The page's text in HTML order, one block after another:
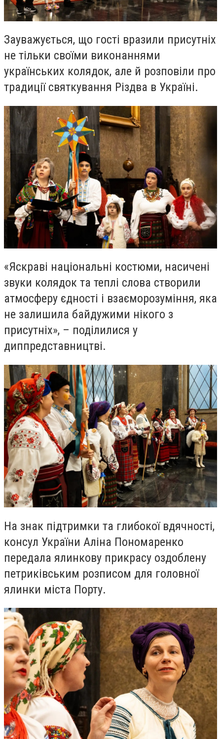
Зауважується, що гості вразили присутніх
не тільки своїми виконаннями
українських колядок, але й розповіли про
традиції святкування Різдва в Україні.
«Яскраві національні костюми, насичені
звуки колядок та теплі слова створили
атмосферу єдності і взаєморозуміння, яка
не залишила байдужими нікого з
присутніх», – поділилися у
диппредставництві.
На знак підтримки та глибокої вдячності,
консул України Аліна Пономаренко
передала ялинкову прикрасу оздоблену
петриківським розписом для головної
ялинки міста Порту.